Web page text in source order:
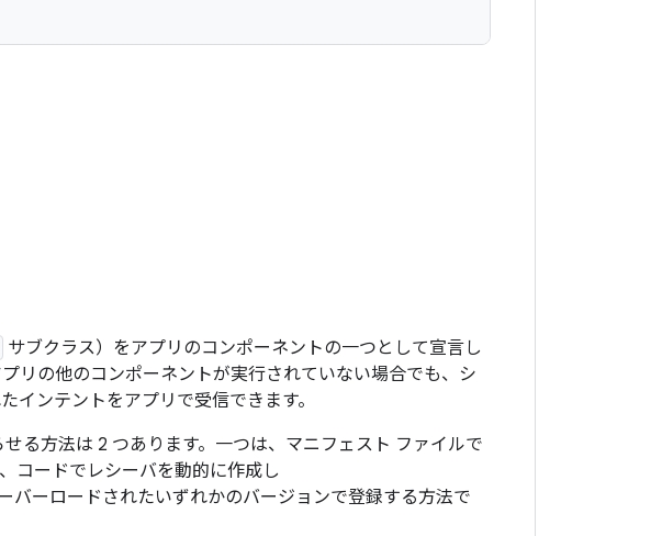
サブクラス）をアプリのコンポーネントの一つとして宣言し
リの他のコンポーネントが実行されていない場合でも、シ
インテントをアプリで受信できます。
る方法は 2 つあります。一つは、マニフェスト ファイルで
コードでレシーバを動的に作成し
バーロードされたいずれかのバージョンで登録する方法で